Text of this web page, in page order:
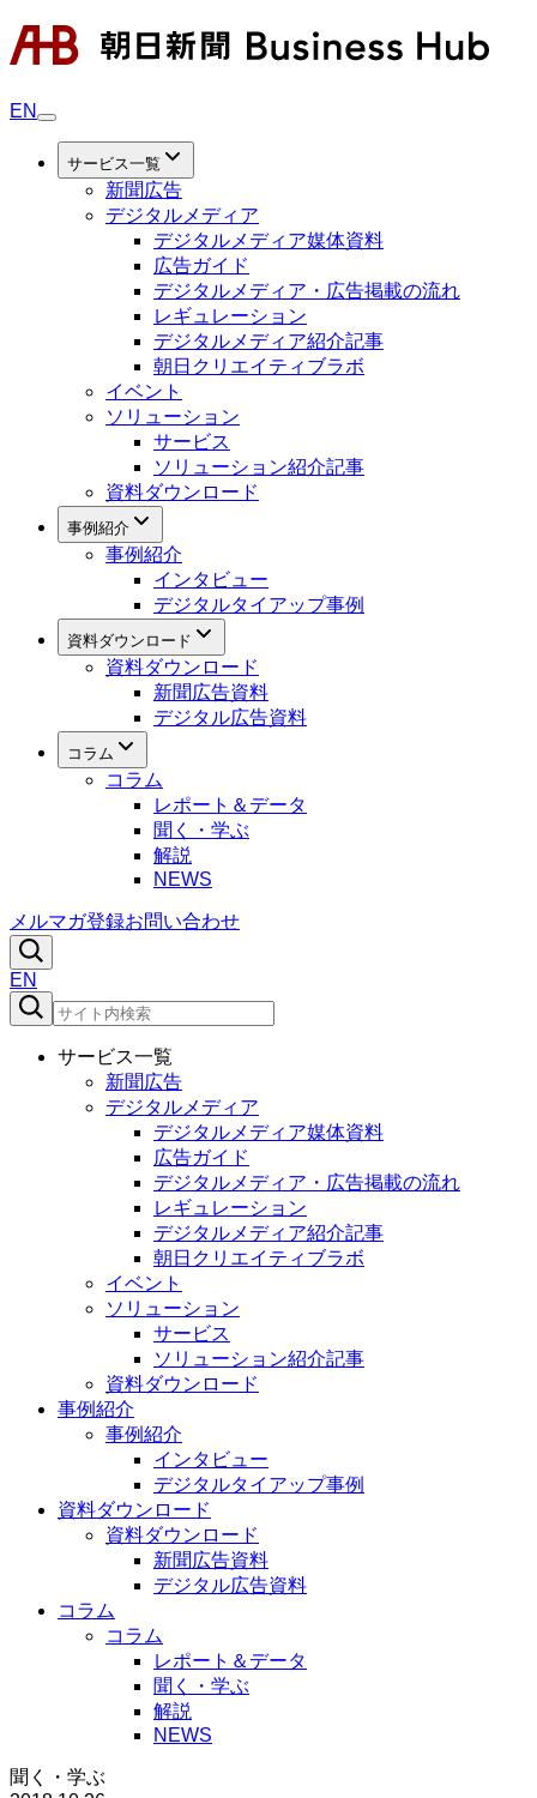
EN
サービス一覧
新聞広告
デジタルメディア
デジタルメディア媒体資料
広告ガイド
デジタルメディア・広告掲載の流れ
レギュレーション
デジタルメディア紹介記事
朝日クリエイティブラボ
イベント
ソリューション
サービス
ソリューション紹介記事
資料ダウンロード
事例紹介
事例紹介
インタビュー
デジタルタイアップ事例
資料ダウンロード
資料ダウンロード
新聞広告資料
デジタル広告資料
コラム
コラム
レポート＆データ
聞く・学ぶ
解説
NEWS
メルマガ登録お問い合わせ
EN
サービス一覧
新聞広告
デジタルメディア
デジタルメディア媒体資料
広告ガイド
デジタルメディア・広告掲載の流れ
レギュレーション
デジタルメディア紹介記事
朝日クリエイティブラボ
イベント
ソリューション
サービス
ソリューション紹介記事
資料ダウンロード
事例紹介
事例紹介
インタビュー
デジタルタイアップ事例
資料ダウンロード
資料ダウンロード
新聞広告資料
デジタル広告資料
コラム
コラム
レポート＆データ
聞く・学ぶ
解説
NEWS
聞く・学ぶ